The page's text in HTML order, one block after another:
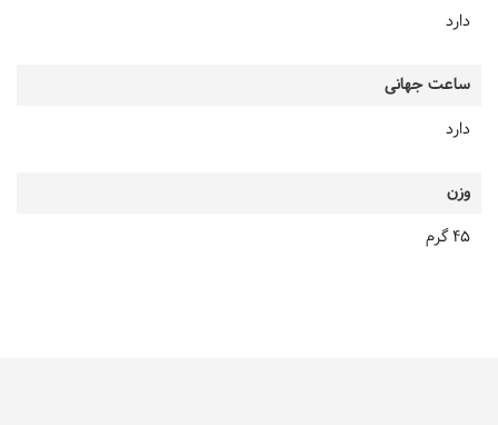
دارد
ساعت جهانی
دارد
وزن
45 گرم